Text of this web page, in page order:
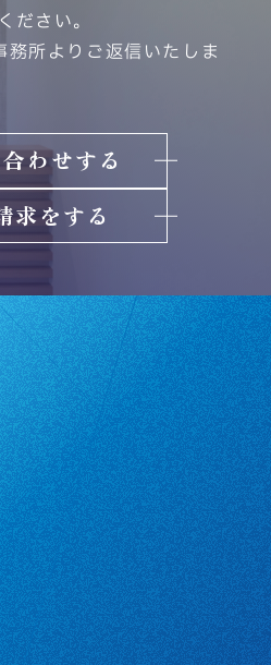
ださい。
所よりご返信いたしま
わせする
求をする